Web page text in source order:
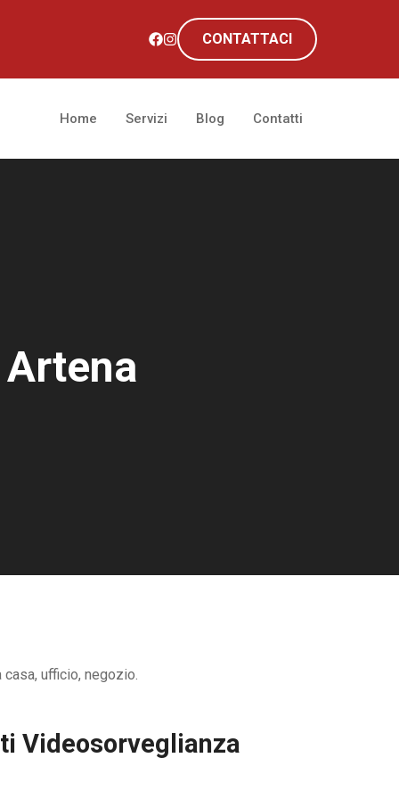
CONTATTACI
Home Servizi Blog Contatti
ufficio, negozio.
Videosorveglianza